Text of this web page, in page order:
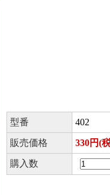
型番 402
販売価格 330円(
購入数